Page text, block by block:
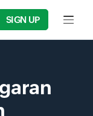
SIGN UP Input